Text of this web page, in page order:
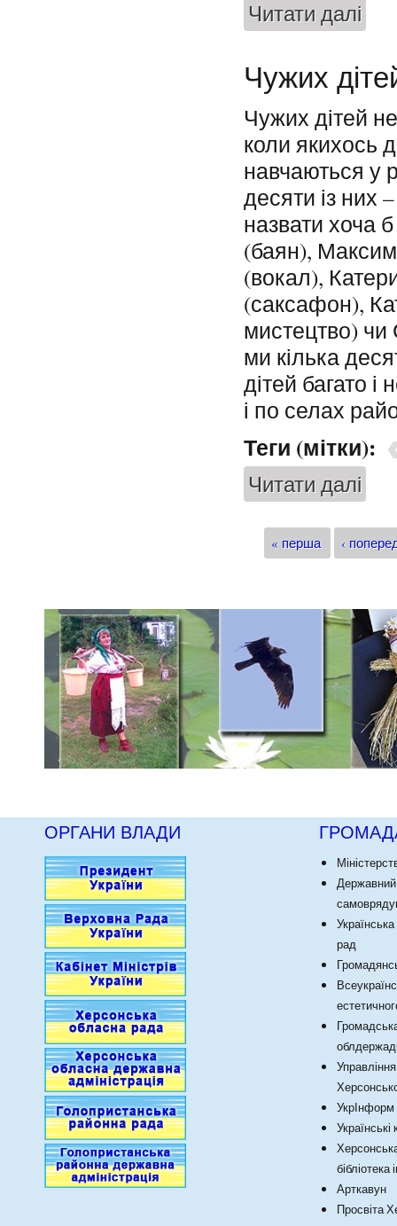
Читати далі
Чужих
Чужих дітей
коли якихось
навчаються у
десяти із них
назвати хоча
(баян),
(вокал),
(саксафон),
мистецтво)
ми кілька
дітей багато
і по селах
Теги (мітки):
Читати далі
Сторінки
« перша ‹
ОРГАНИ ВЛАДИ
рад
УкрІнформ
Арткавун
Просвіта